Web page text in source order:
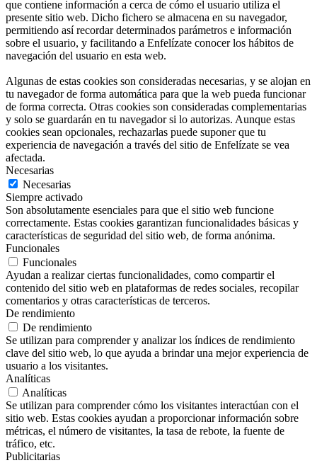
que contiene información a cerca de cómo el usuario utiliza el
presente sitio web. Dicho fichero se almacena en su navegador,
permitiendo así recordar determinados parámetros e información
sobre el usuario, y facilitando a Enfelízate conocer los hábitos de
navegación del usuario en esta web.
Algunas de estas cookies son consideradas necesarias, y se alojan en
tu navegador de forma automática para que la web pueda funcionar
de forma correcta. Otras cookies son consideradas complementarias
y solo se guardarán en tu navegador si lo autorizas. Aunque estas
cookies sean opcionales, rechazarlas puede suponer que tu
experiencia de navegación a través del sitio de Enfelízate se vea
afectada.
Necesarias
Necesarias
Siempre activado
Son absolutamente esenciales para que el sitio web funcione
correctamente. Estas cookies garantizan funcionalidades básicas y
características de seguridad del sitio web, de forma anónima.
Funcionales
Funcionales
Ayudan a realizar ciertas funcionalidades, como compartir el
contenido del sitio web en plataformas de redes sociales, recopilar
comentarios y otras características de terceros.
De rendimiento
De rendimiento
Se utilizan para comprender y analizar los índices de rendimiento
clave del sitio web, lo que ayuda a brindar una mejor experiencia de
usuario a los visitantes.
Analíticas
Analíticas
Se utilizan para comprender cómo los visitantes interactúan con el
sitio web. Estas cookies ayudan a proporcionar información sobre
métricas, el número de visitantes, la tasa de rebote, la fuente de
tráfico, etc.
Publicitarias